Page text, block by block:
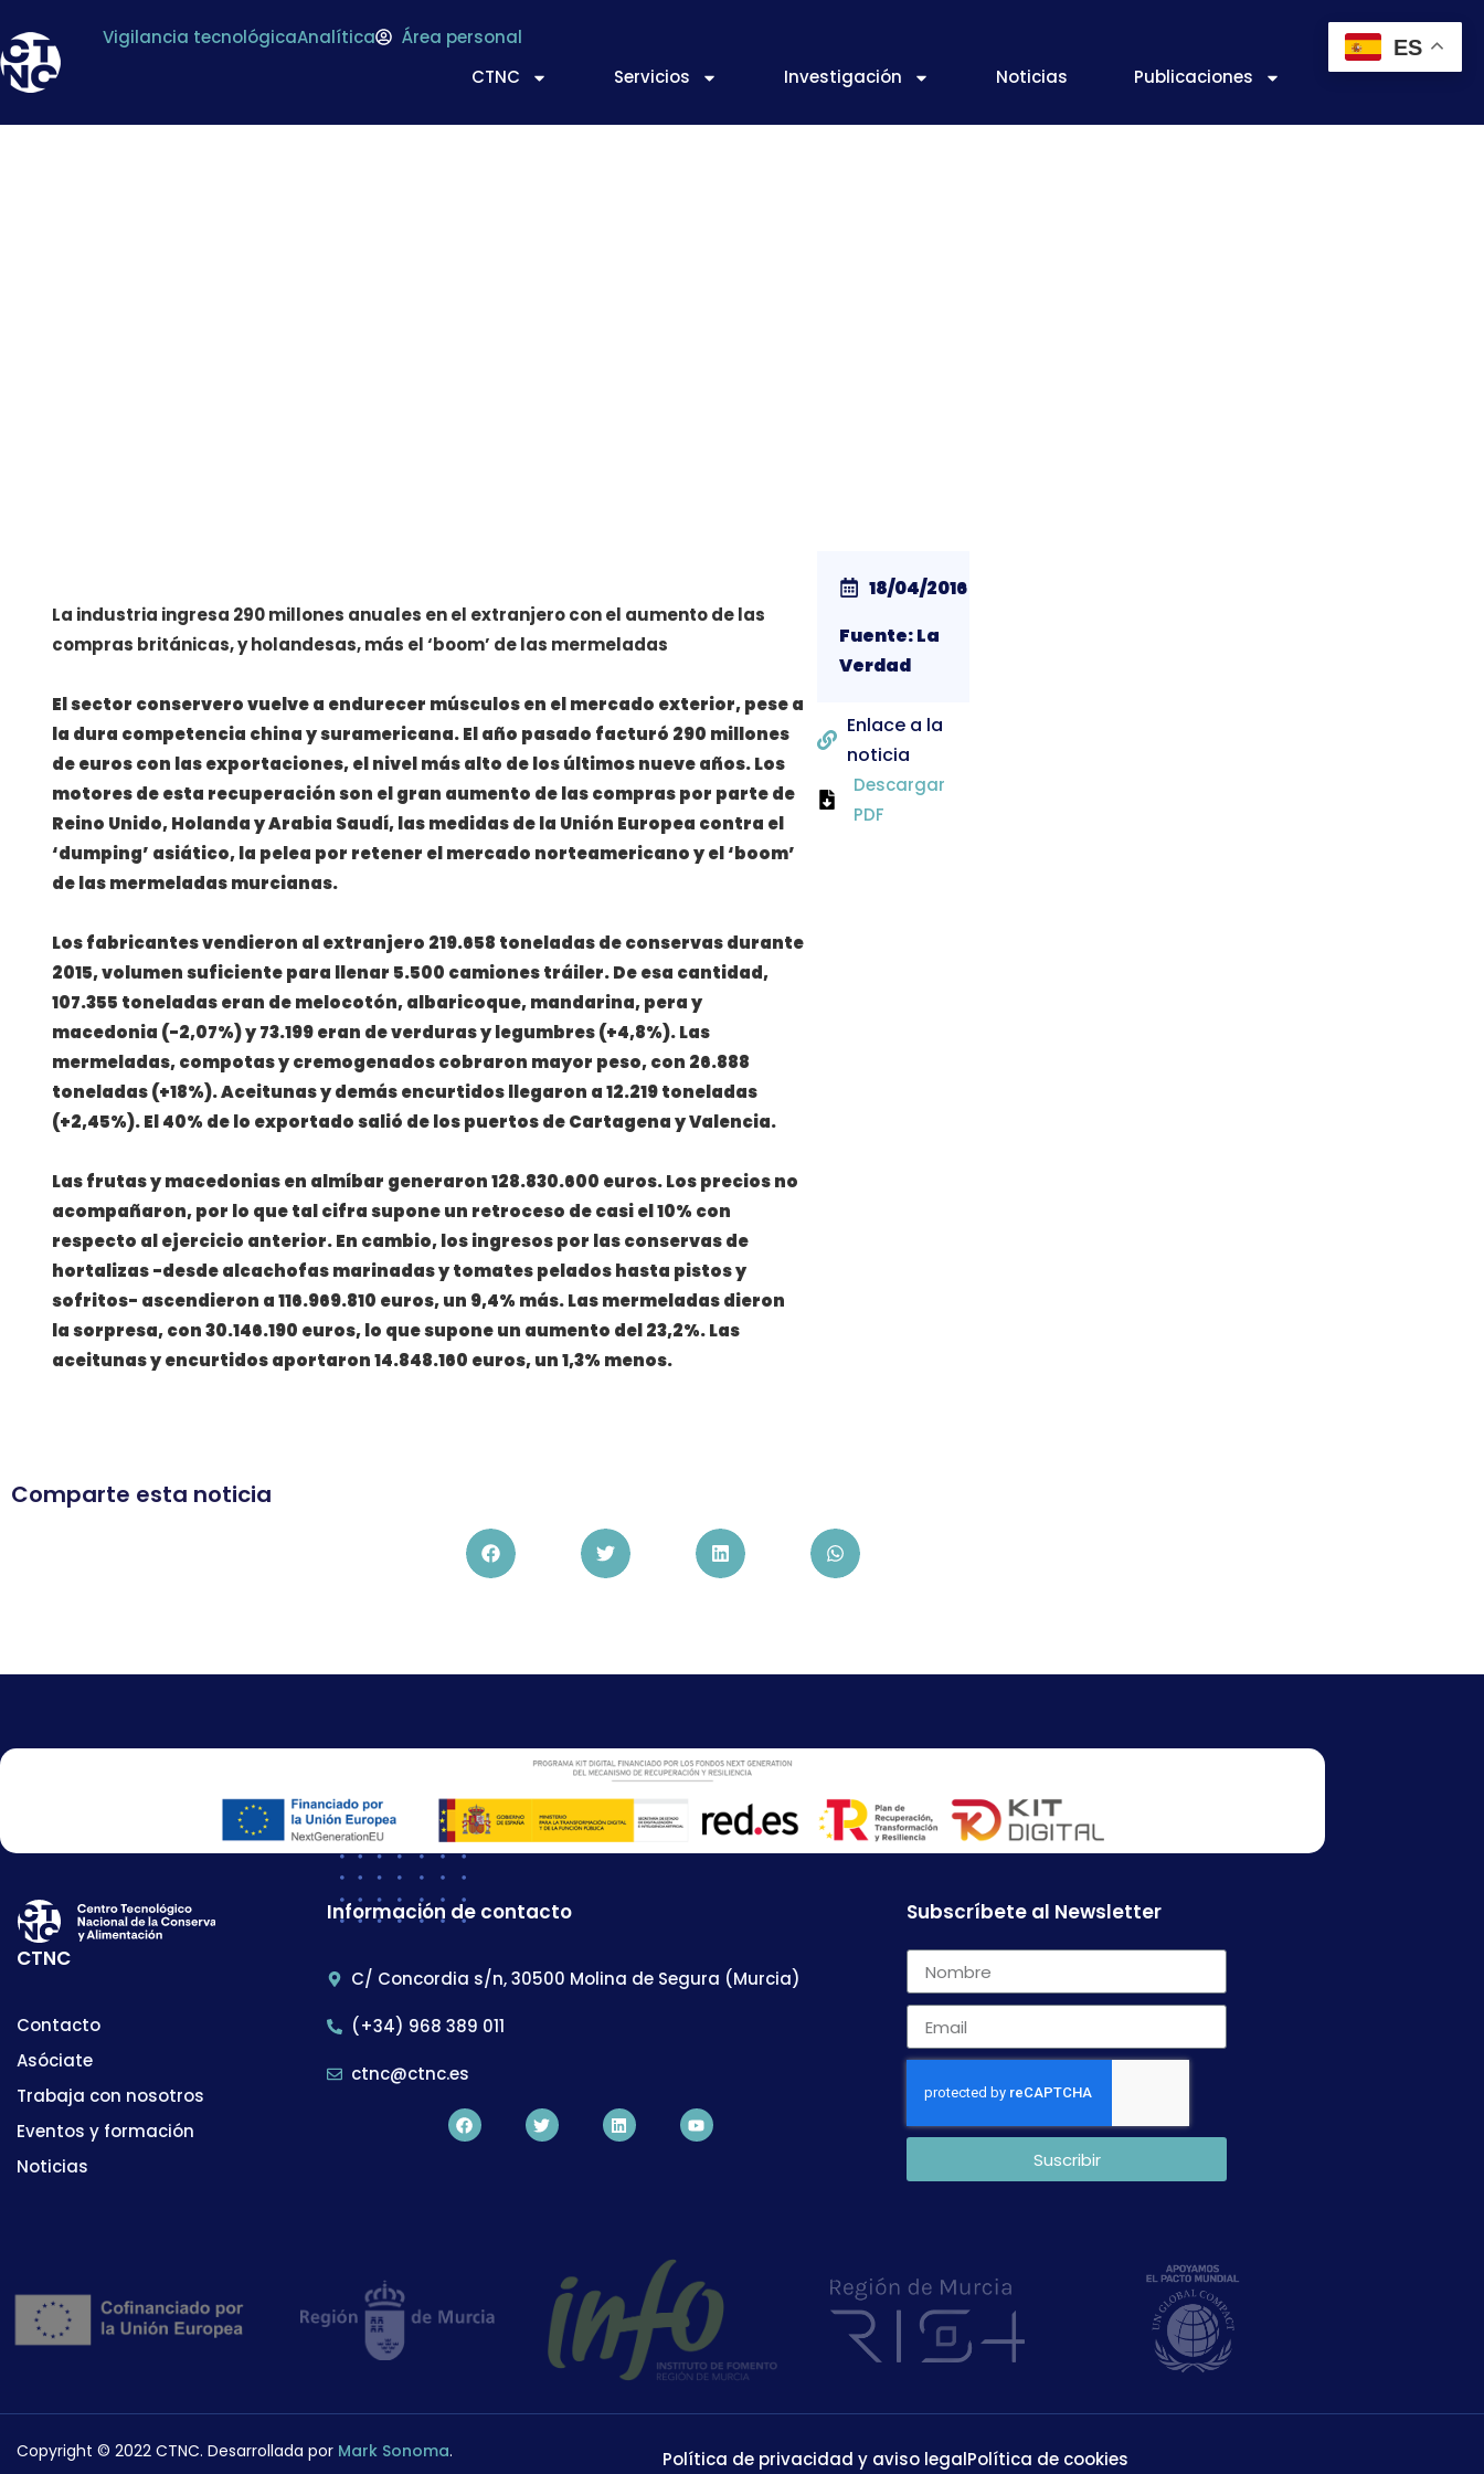
Vigilancia tecnológicaAnalítica
Área personal
CTNC
Servicios Investigación Noticias Publicaciones
La industria ingresa 290 millones anuales en el extranjero con el aumento de las
compras británicas, y holandesas, más el ‘boom’ de las mermeladas
El sector conservero vuelve a endurecer músculos en el mercado exterior, pese a
la dura competencia china y suramericana. El año pasado facturó 290 millones
de euros con las exportaciones, el nivel más alto de los últimos nueve años. Los
motores de esta recuperación son el gran aumento de las compras por parte de
Reino Unido, Holanda y Arabia Saudí, las medidas de la Unión Europea contra el
‘dumping’ asiático, la pelea por retener el mercado norteamericano y el ‘boom’
de las mermeladas murcianas.
Los fabricantes vendieron al extranjero 219.658 toneladas de conservas durante
2015, volumen suficiente para llenar 5.500 camiones tráiler. De esa cantidad,
107.355 toneladas eran de melocotón, albaricoque, mandarina, pera y
macedonia (-2,07%) y 73.199 eran de verduras y legumbres (+4,8%). Las
mermeladas, compotas y cremogenados cobraron mayor peso, con 26.888
toneladas (+18%). Aceitunas y demás encurtidos llegaron a 12.219 toneladas
(+2,45%). El 40% de lo exportado salió de los puertos de Cartagena y Valencia.
Las frutas y macedonias en almíbar generaron 128.830.600 euros. Los precios no
acompañaron, por lo que tal cifra supone un retroceso de casi el 10% con
respecto al ejercicio anterior. En cambio, los ingresos por las conservas de
hortalizas -desde alcachofas marinadas y tomates pelados hasta pistos y
sofritos- ascendieron a 116.969.810 euros, un 9,4% más. Las mermeladas dieron
la sorpresa, con 30.146.190 euros, lo que supone un aumento del 23,2%. Las
aceitunas y encurtidos aportaron 14.848.160 euros, un 1,3% menos.
18/04/2016
Fuente: La
Verdad
Enlace a la
noticia
Descargar
PDF
Comparte esta noticia
CTNC
Contacto
Asóciate
Trabaja con nosotros
Eventos y formación
Noticias
Información de contacto
C/ Concordia s/n, 30500 Molina de Segura (Murcia)
(+34) 968 389 011
ctnc@ctnc.es
Subscríbete al Newsletter
Suscribir
Copyright © 2022 CTNC. Desarrollada por Mark Sonoma. Política de privacidad y aviso legalPolítica de cookies
ES